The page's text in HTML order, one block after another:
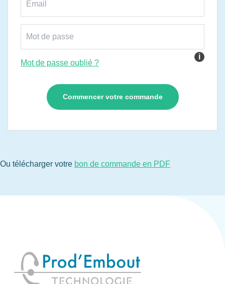
i
Mot de passe oublié ?
Ou télécharger votre bon de commande en PDF